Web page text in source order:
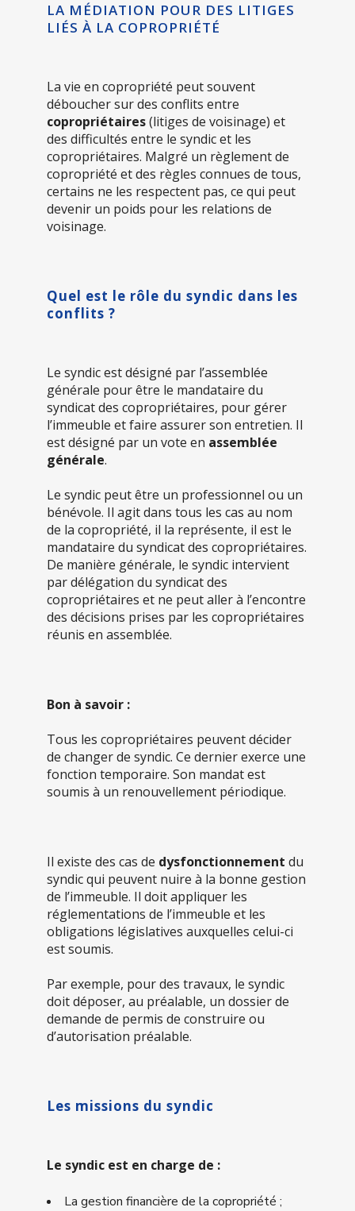
LA MÉDIATION POUR DES LITIGES
LIÉS À LA COPROPRIÉTÉ
La vie en copropriété peut souvent
déboucher sur des conflits entre
copropriétaires(litiges de voisinage) et
des difficultés entre le syndic et les
copropriétaires. Malgré un règlement de
copropriété et des règles connues de tous,
certains ne les respectent pas, ce qui peut
devenir un poids pour les relations de
voisinage.
Quel est le rôle du syndic dans les
conflits ?
Le syndic est désigné par l’assemblée
générale pour être le mandataire du
syndicat des copropriétaires, pour gérer
l’immeuble et faire assurer son entretien. Il
est désigné par un vote en assemblée
générale.
Le syndic peut être un professionnel ou un
bénévole. Il agit dans tous les cas au nom
de la copropriété, il la représente, il est le
mandataire du syndicat des copropriétaires.
De manière générale, le syndic intervient
par délégation du syndicat des
copropriétaires et ne peut aller à l’encontre
des décisions prises par les copropriétaires
réunis en assemblée.
Bon à savoir :
Tous les copropriétaires peuvent décider
de changer de syndic. Ce dernier exerce une
fonction temporaire. Son mandat est
soumis à un renouvellement périodique.
Il existe des cas de dysfonctionnement du
syndic qui peuvent nuire à la bonne gestion
de l’immeuble. Il doit appliquer les
réglementations de l’immeuble et les
obligations législatives auxquelles celui-ci
est soumis.
Par exemple, pour des travaux, le syndic
doit déposer, au préalable, un dossier de
demande de permis de construire ou
d’autorisation préalable.
Les missions du syndic
Le syndic est en charge de :
La gestion financière de la copropriété ;